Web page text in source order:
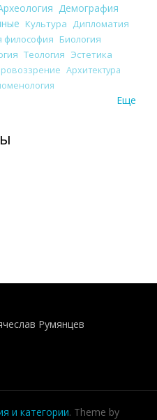
Демография
Культура
Дипломатия
философия Биология
Теология Эстетика
Архитектура
Еще
Румянцев
и категории. Theme by